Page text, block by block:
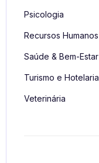
Psicologia
Recursos Humanos
Saúde & Bem-Estar
Turismo e Hotelaria
Veterinária